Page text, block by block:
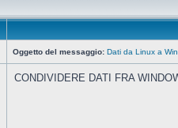
Oggetto del messaggio: Dati da Linux a
CONDIVIDERE DATI FRA